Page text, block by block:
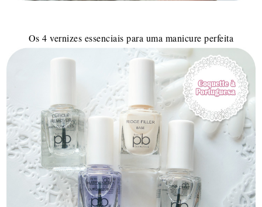
Os 4 vernizes essenciais para uma manicure perfeita